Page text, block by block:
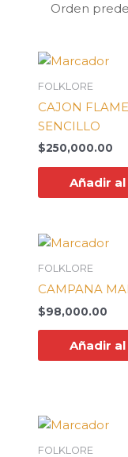
FOLKLORE
CAJON
SENCILLO
$250,000.00
Añadir
FOLKLORE
CAMPANA
$98,000.00
Añadir
FOLKLORE